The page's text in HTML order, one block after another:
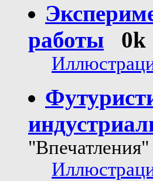
работы
0k
"Впечатления"